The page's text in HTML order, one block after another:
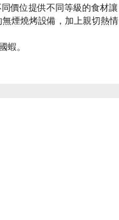
價位提供不同等級的食材讓
煙燒烤設備，加上親切熱情
。